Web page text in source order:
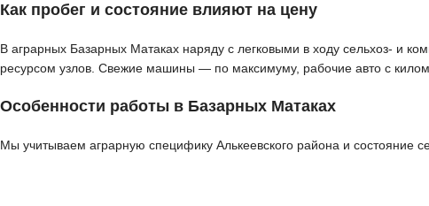
Как пробег и состояние влияют на цену
В аграрных Базарных Матаках наряду с легковыми в ходу сельхоз- и
ресурсом узлов. Свежие машины — по максимуму, рабочие авто с
Особенности работы в Базарных Матаках
Мы учитываем аграрную специфику Алькеевского района и состояние